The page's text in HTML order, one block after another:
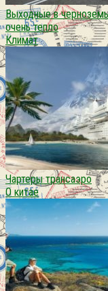
Выходные в
очень тепло
Климат
Чартеры трансаэро
О китае